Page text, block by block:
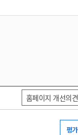
홈페이지 개선의견